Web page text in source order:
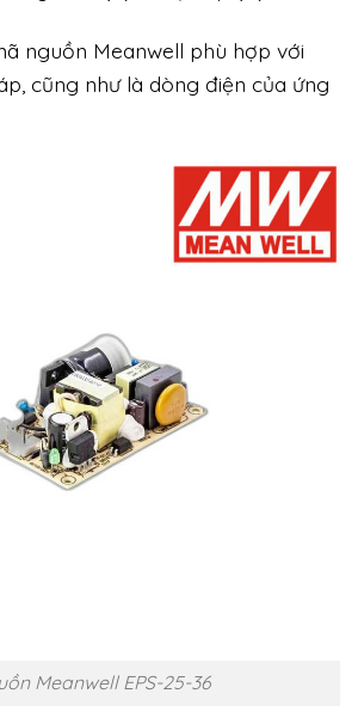
nguồn Meanwell phù hợp với
cũng như là dòng điện của ứng
Meanwell EPS-25-36